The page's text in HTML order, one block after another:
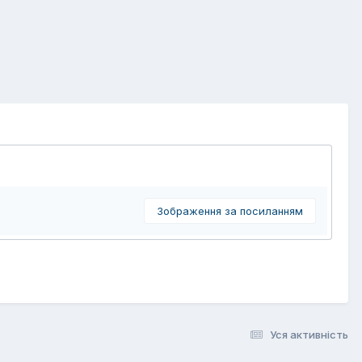
Зображення за посиланням
Уся активність